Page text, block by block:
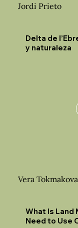
Delta de
y naturaleza
Jordi Prieto
What Is Land
Need to Use
Vera Tokmakova